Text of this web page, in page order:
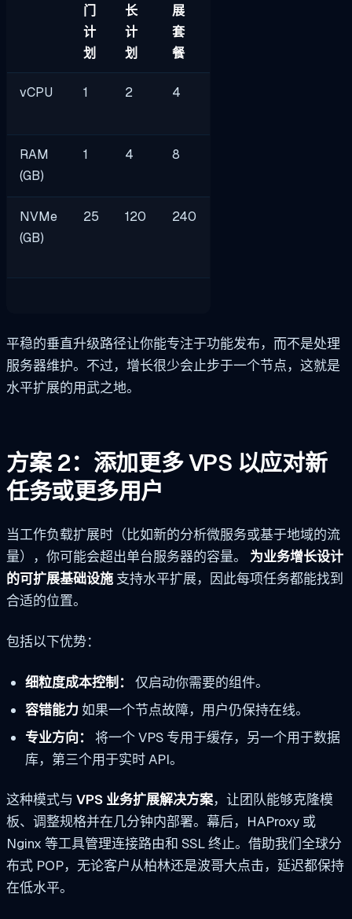
门
计
划
长
计
划
展
套
餐
vCPU 1 2 4
RAM
(GB)
1 4 8
NVMe
(GB)
25 120 240
平稳的垂直升级路径让你能专注于功能发布，而不是处理
服务器维护。不过，增长很少会止步于一个节点，这就是
水平扩展的用武之地。
方案 2：添加更多 VPS 以应对新
任务或更多用户
当工作负载扩展时（比如新的分析微服务或基于地域的流
量），你可能会超出单台服务器的容量。 为业务增长设计
的可扩展基础设施 支持水平扩展，因此每项任务都能找到
合适的位置。
包括以下优势：
细粒度成本控制：
仅启动你需要的组件。
容错能力 如果一个节点故障，用户仍保持在线。
专业方向：
将一个 VPS 专用于缓存，另一个用于数据
库，第三个用于实时 API。
这种模式与 VPS 业务扩展解决方案，让团队能够克隆模
板、调整规格并在几分钟内部署。幕后，HAProxy 或
Nginx 等工具管理连接路由和 SSL 终止。借助我们全球分
布式 POP，无论客户从柏林还是波哥大点击，延迟都保持
在低水平。